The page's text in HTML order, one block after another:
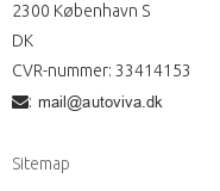
2300 København S
DK
CVR-nummer: 33414153
:
Sitemap